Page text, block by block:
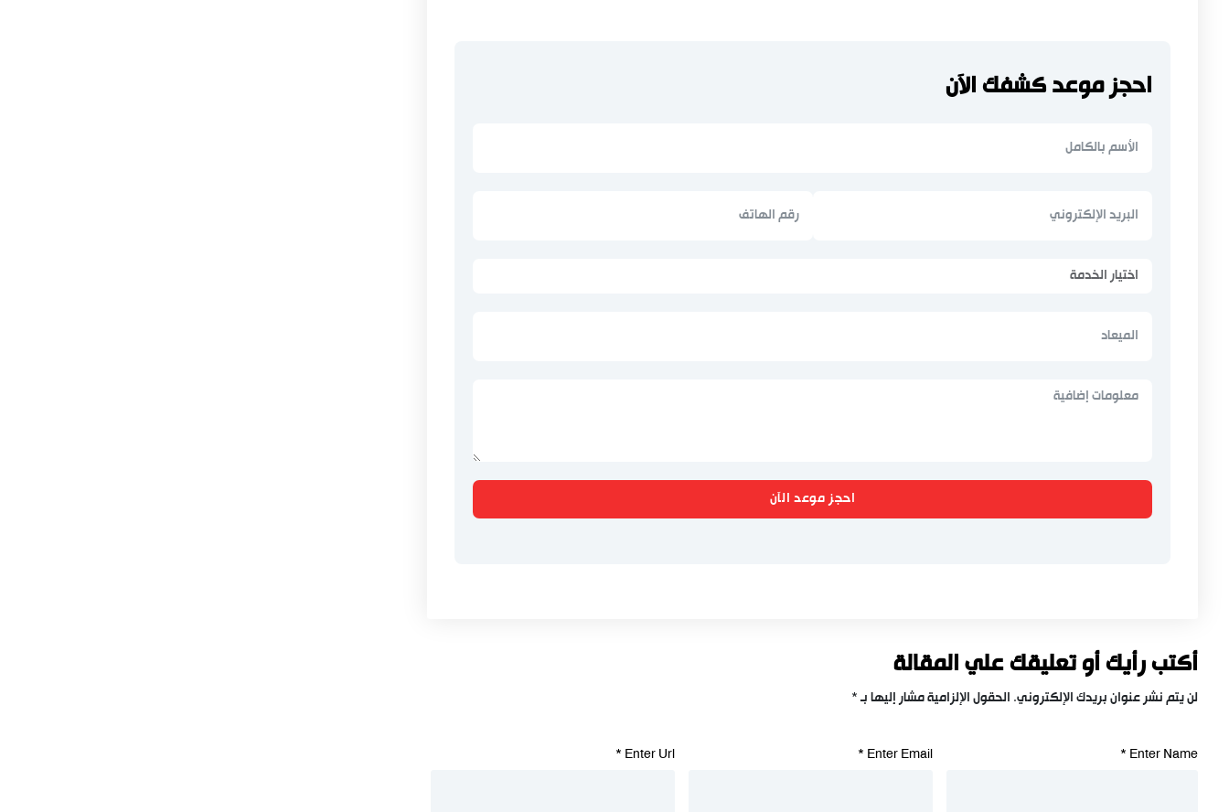
احجز موعد كشفك الآن
احجز موعد الآن
أكتب رأيك أو تعليقك علي المقالة
لن يتم نشر عنوان بريدك الإلكتروني. الحقول الإلزامية مشار إليها بـ*
Enter Name
*
Enter Email
*
Enter Url
*